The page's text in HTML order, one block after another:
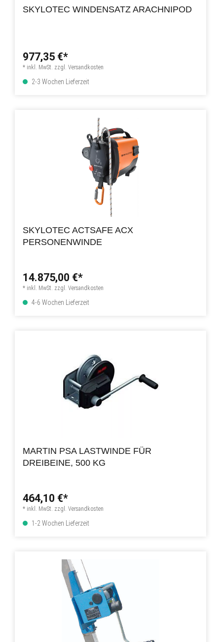
SKYLOTEC WINDENSATZ ARACHNIPOD
977,35 €*
* inkl. MwSt. zzgl. Versandkosten
2-3 Wochen Lieferzeit
SKYLOTEC ACTSAFE ACX
PERSONENWINDE
14.875,00 €*
* inkl. MwSt. zzgl. Versandkosten
4-6 Wochen Lieferzeit
MARTIN PSA LASTWINDE FÜR
DREIBEINE, 500 KG
464,10 €*
* inkl. MwSt. zzgl. Versandkosten
1-2 Wochen Lieferzeit